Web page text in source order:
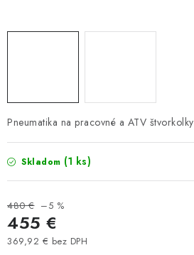
ŠTVORKOLKY
AKCIA
INÉ PRÍSLUŠENSTVO
Pneumatika na pracovné a ATV štvorkolky
Skladom (1 ks)
480 € –5 %
455 €
369,92 € bez DPH